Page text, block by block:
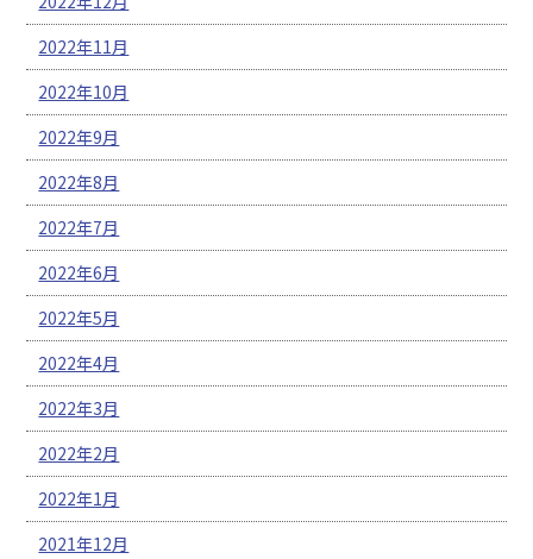
2022年11月
2022年10月
2022年9月
2022年8月
2022年7月
2022年6月
2022年5月
2022年4月
2022年3月
2022年2月
2022年1月
2021年12月